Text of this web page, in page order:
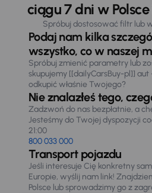
ciągu 7 dni w Polsce
Spróbuj dostosować filtr lub
Podaj nam kilka
wszystko, co w naszej
Spróbuj zmienić parametry lub
skupujemy [[dailyCarsBuy-pl]]
odkupić właśnie Twojego?
Nie znalazłeś tego,
Zadzwoń do nas bezpłatnie, a
Jesteśmy do Twojej dyspozycji
21:00
800 033 000
Transport pojazdu
Jeśli interesuje Cię konkretny
Europie, wyślij nam link!
Polsce lub sprowadzimy go z